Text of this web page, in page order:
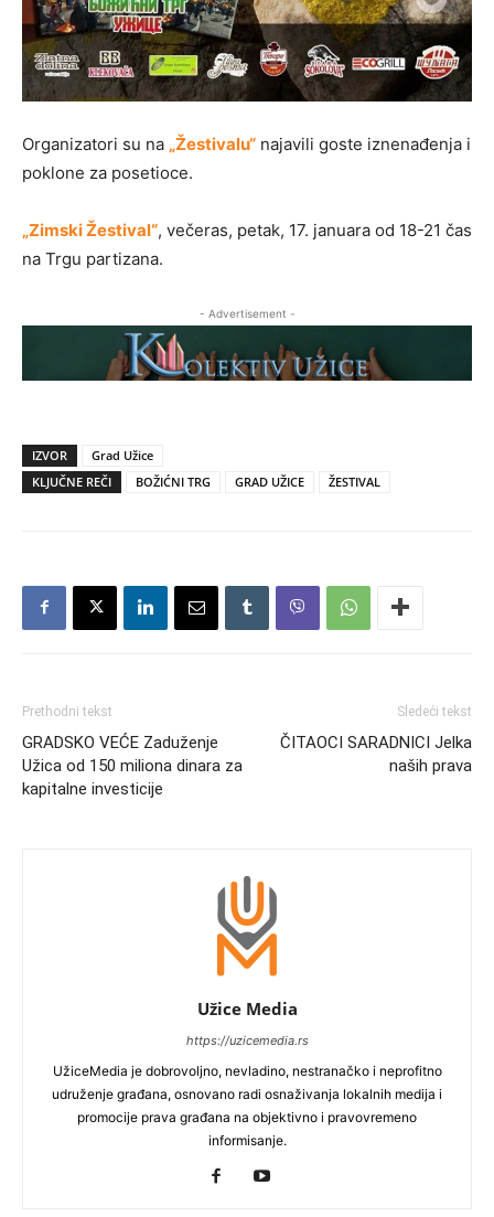
Organizatori su na „Žestivalu“ najavili goste iznenađenja i
poklone za posetioce.
„Zimski Žestival“, večeras, petak, 17. januara od 18-21 čas
na Trgu partizana.
- Advertisement -
IZVOR
Grad Užice
KLJUČNE REČI
BOŽIĆNI TRG GRAD UŽICE ŽESTIVAL
Prethodni tekst
GRADSKO VEĆE Zaduženje
Užica od 150 miliona dinara za
kapitalne investicije
Sledeći tekst
ČITAOCI SARADNICI Jelka
naših prava
Užice Media
https://uzicemedia.rs
UžiceMedia je dobrovoljno, nevladino, nestranačko i neprofitno
udruženje građana, osnovano radi osnaživanja lokalnih medija i
promocije prava građana na objektivno i pravovremeno
informisanje.